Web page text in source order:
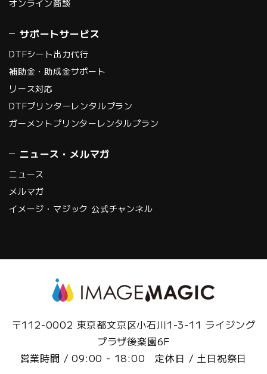
オンライン商談
サポートサービス
DTFシート出力代行
補助金・助成金サポート
リース対応
DTFプリンターレンタルプラン
ガーメントプリンターレンタルプラン
ニュース・メルマガ
ニュース
メルマガ
イメージ・マジック 公式チャンネル
〒112-0002 東京都文京区小石川1-3-11 ライジング
プラザ後楽園6F
営業時間 / 09:00 - 18:00 定休日 / 土日祝祭日